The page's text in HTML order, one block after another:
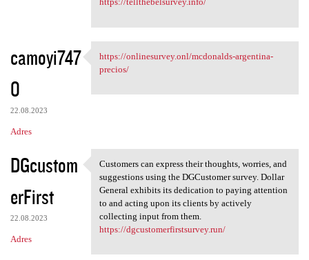
camoyi747
0
22.08.2023
Adres
https://onlinesurvey.onl
https://onlinesurvey.onl/mcdonalds-argentina-
precios/
DGcustom
erFirst
22.08.2023
Adres
Customers can express their
Customers can express their thoughts, worries, and
suggestions using the DGCustomer survey. Dollar
General exhibits its dedication to paying attention
to and acting upon its clients by actively
collecting input from them.
https://dgcustomerfirstsurvey.run/